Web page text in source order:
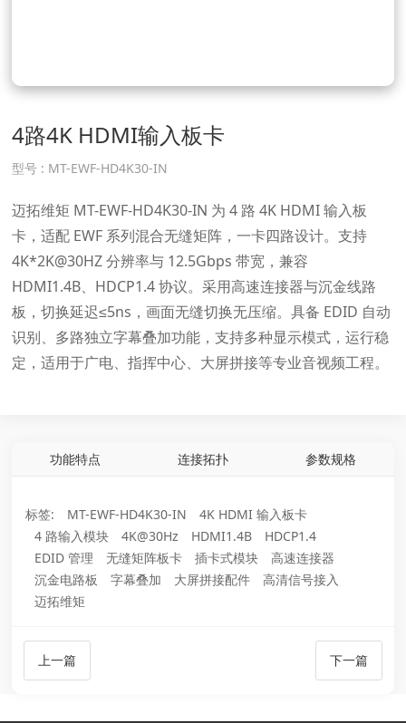
4路4K HDMI输入板卡
型号 : MT-EWF-HD4K30-IN
迈拓维矩 MT-EWF-HD4K30-IN 为 4 路 4K HDMI 输入板
卡，适配 EWF 系列混合无缝矩阵，一卡四路设计。支持
4K*2K@30HZ 分辨率与 12.5Gbps 带宽，兼容
HDMI1.4B、HDCP1.4 协议。采用高速连接器与沉金线路
板，切换延迟≤5ns，画面无缝切换无压缩。具备 EDID 自动
识别、多路独立字幕叠加功能，支持多种显示模式，运行稳
定，适用于广电、指挥中心、大屏拼接等专业音视频工程。
功能特点 连接拓扑 参数规格
标签: MT-EWF-HD4K30-IN
4K HDMI 输入板卡
4 路输入模块
4K@30Hz HDMI1.4B
HDCP1.4
EDID 管理
无缝矩阵板卡 插卡式模块
高速连接器
沉金电路板
字幕叠加 大屏拼接配件
高清信号接入
迈拓维矩
上一篇 下一篇